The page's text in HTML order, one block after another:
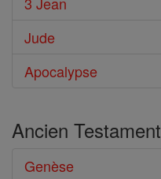
Jude
Apocalypse
Ancien Testament
Genèse